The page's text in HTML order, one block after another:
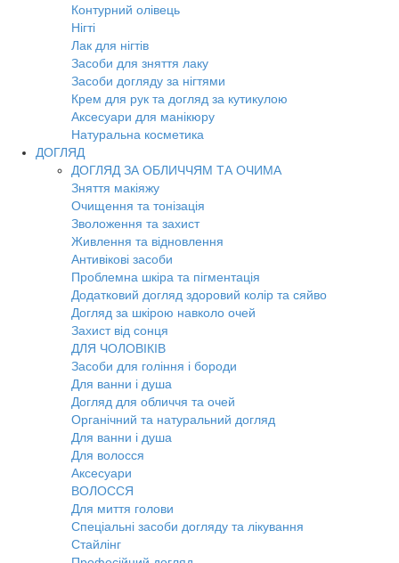
Контурний олівець
Нігті
Лак для нігтів
Засоби для зняття лаку
Засоби догляду за нігтями
Крем для рук та догляд за кутикулою
Аксесуари для манікюру
Натуральна косметика
ДОГЛЯД
ДОГЛЯД ЗА ОБЛИЧЧЯМ ТА ОЧИМА
Зняття макіяжу
Очищення та тонізація
Зволоження та захист
Живлення та відновлення
Антивікові засоби
Проблемна шкіра та пігментація
Додатковий догляд здоровий колір та сяйво
Догляд за шкірою навколо очей
Захист від сонця
ДЛЯ ЧОЛОВІКІВ
Засоби для гоління і бороди
Для ванни і душа
Догляд для обличчя та очей
Органічний та натуральний догляд
Для ванни і душа
Для волосся
Аксесуари
ВОЛОССЯ
Для миття голови
Спеціальні засоби догляду та лікування
Стайлінг